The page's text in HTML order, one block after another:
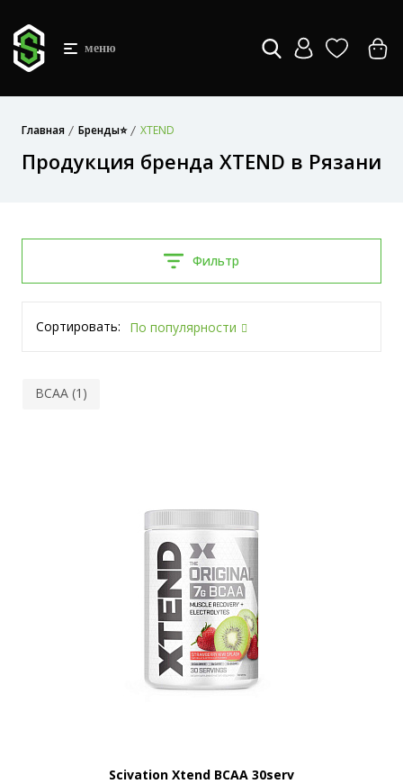
меню
Главная Бренды⭐ XTEND
Продукция бренда XTEND в Рязани
Фильтр
Сортировать: По популярности
BCAA (1)
Scivation Xtend BCAA 30serv